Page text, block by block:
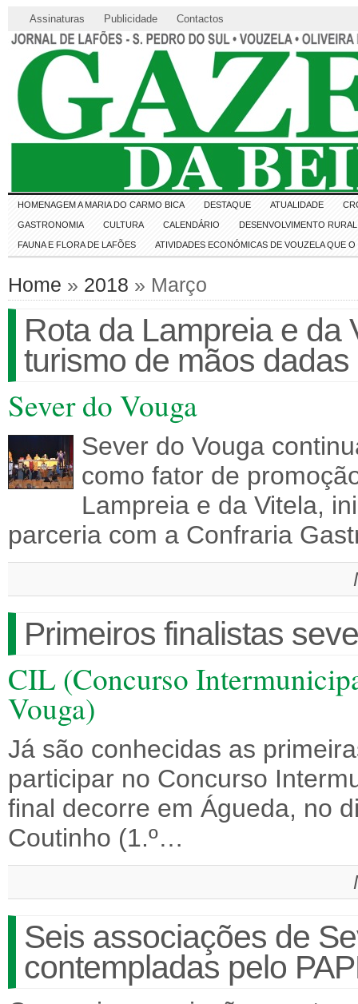
Assinaturas Publicidade Contactos
HOMENAGEM A MARIA DO CARMO BICA DESTAQUE ATUALIDADE
GASTRONOMIA CULTURA CALENDÁRIO DESENVOLVIMENTO RURAL
FAUNA E FLORA DE LAFÕES ATIVIDADES ECONÓMICAS DE VOUZELA QUE
Home » 2018 » Março
Rota da Lampreia e da
turismo de mãos dadas
Sever do Vouga
Sever do Vouga
como fator de
Lampreia e da Vitela,
parceria com a Confraria
Primeiros finalistas
CIL (Concurso
Vouga)
Já são conhecidas as
participar no Concurso
final decorre em Águeda, no
Coutinho (1.º…
Seis associações de
contempladas pelo